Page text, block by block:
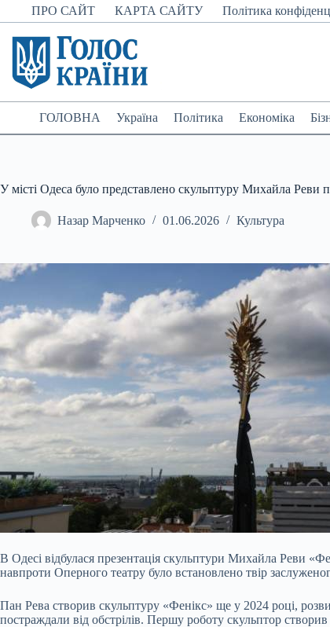
Перейти
до
вмісту
ПРО САЙТ КАРТА САЙТУ Політика
ГОЛОВНА Україна Політика Економіка
У місті Одеса було представлено скульптуру Михайла Реви
Назар Марченко 01.06.2026 Культура
В Одесі відбулася презентація скульптури Михайла Реви
навпроти Оперного театру було встановлено твір
Пан Рева створив скульптуру «Фенікс» ще у 2024 році,
постраждали від обстрілів. Першу роботу скульптор